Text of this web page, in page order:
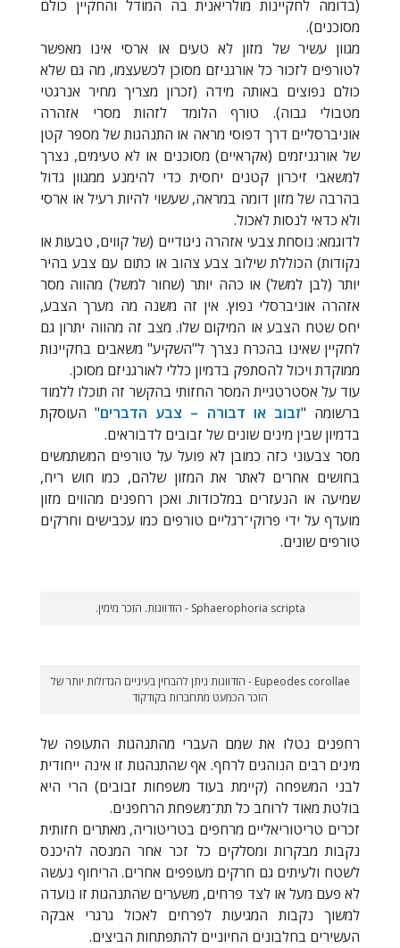
(בדומה לחקיינות מולריאנית בה המודל והחקיין כולם
מסוכנים).
מגוון עשיר של מזון לא טעים או ארסי אינו מאפשר
לטורפים לזכור כל אורגניזם מסוכן לכשעצמו, מה גם שלא
כולם נפוצים באותה מידה (זכרון מצריך מחיר אנרגטי
מטבולי גבוה). טורף הלומד לזהות מסרי אזהרה
אוניברסליים דרך דפוסי מראה או התנהגות של מספר קטן
של אורגניזמים (אקראיים) מסוכנים או לא טעימים, נצרך
למשאבי זיכרון קטנים יחסית כדי להימנע ממגוון גדול
בהרבה של מזון דומה במראה, שעשוי להיות רעיל או ארסי
ולא כדאי לנסות לאכול.
לדוגמא: נוסחת צבעי אזהרה ניגודיים (של קווים, טבעות או
נקודות) הכוללת שילוב צבע צהוב או כתום עם צבע בהיר
יותר (לבן למשל) או כהה יותר (שחור למשל) מהווה מסר
אזהרה אוניברסלי נפוץ. אין זה משנה מה מערך הצבע,
יחס שטח הצבע או המיקום שלו. מצב זה מהווה יתרון גם
לחקיין שאינו בהכרח נצרך ל"השקיע" משאבים בחקיינות
ממוקדת ויכול להסתפק בדמיון כללי לאורגניזם מסוכן.
עוד על אסטרטגיית המסר החזותי בהקשר זה תוכלו ללמוד
ברשומה "זבוב או דבורה – צבע הדברים" העוסקת
בדמיון שבין מינים שונים של זבובים לדבוראים.
מסר צבעוני כזה כמובן לא פועל על טורפים המשתמשים
בחושים אחרים לאתר את המזון שלהם, כמו חוש ריח,
שמיעה או הנעזרים במלכודות. ואכן רחפנים מהווים מזון
מועדף על ידי פרוקי־רגליים טורפים כמו עכבישים וחרקים
טורפים שונים.
Sphaerophoria scripta - הזדווגות. הזכר מימין.
Eupeodes corollae - הזדווגות ניתן להבחין בעיניים הגדולות יותר של
הזכר הכמעט מתחברות בקודקוד
רחפנים נטלו את שמם העברי מהתנהגות התעופה של
מינים רבים הנוהגים לרחף. אף שהתנהגות זו אינה ייחודית
לבני המשפחה (קיימת בעוד משפחות זבובים) הרי היא
בולטת מאוד לרוחב כל תת־משפחת הרחפנים.
זכרים טריטוריאליים מרחפים בטריטוריה, מאתרים חזותית
נקבות מבקרות ומסלקים כל זכר אחר המנסה להיכנס
לשטח ולעיתים גם חרקים מעופפים אחרים. הריחוף נעשה
לא פעם מעל או לצד פרחים, משערים שהתנהגות זו נועדה
למשוך נקבות המגיעות לפרחים לאכול גרגרי אבקה
העשירים בחלבונים החיוניים להתפתחות הביצים.